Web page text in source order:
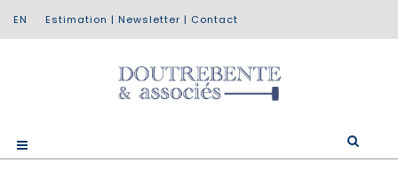
Estimation | Newsletter | Contact